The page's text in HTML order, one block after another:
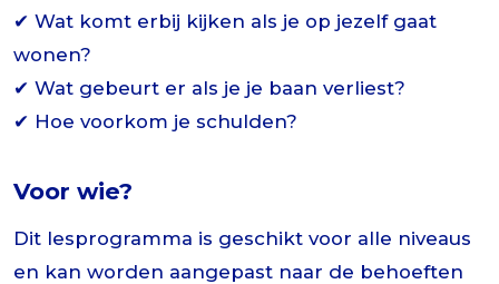
✔ Wat komt erbij kijken als je op jezelf gaat
wonen?
✔ Wat gebeurt er als je je baan verliest?
✔ Hoe voorkom je schulden?
Voor wie?
Dit lesprogramma is geschikt voor alle niveaus
en kan worden aangepast naar de behoeften